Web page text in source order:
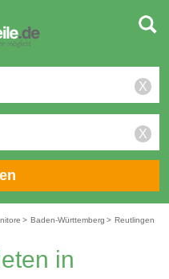
X
X
> Baden-Württemberg > Reutlingen
in